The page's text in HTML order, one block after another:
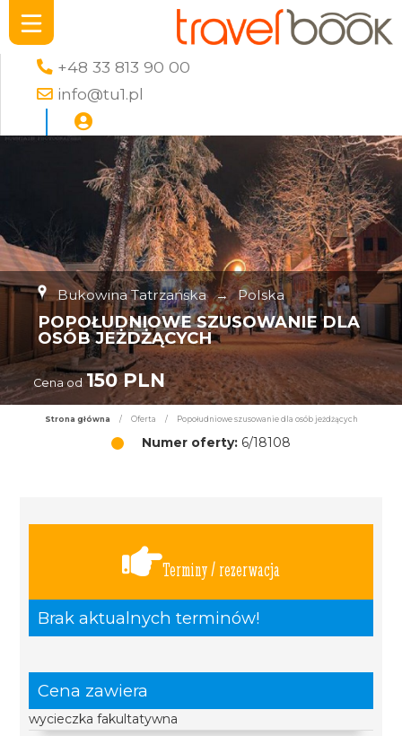
+48 33 813 90 00
info@tu1.pl
Bukowina Tatrzańska → Polska
POPOŁUDNIOWE SZUSOWANIE DLA
OSÓB JEŻDŻĄCYCH
Cena od 150 PLN
Strona główna / Oferta / Popołudniowe szusowanie dla osób jeżdżących
Numer oferty: 6/18108
Terminy / rezerwacja
Brak aktualnych terminów!
Cena zawiera
wycieczka fakultatywna